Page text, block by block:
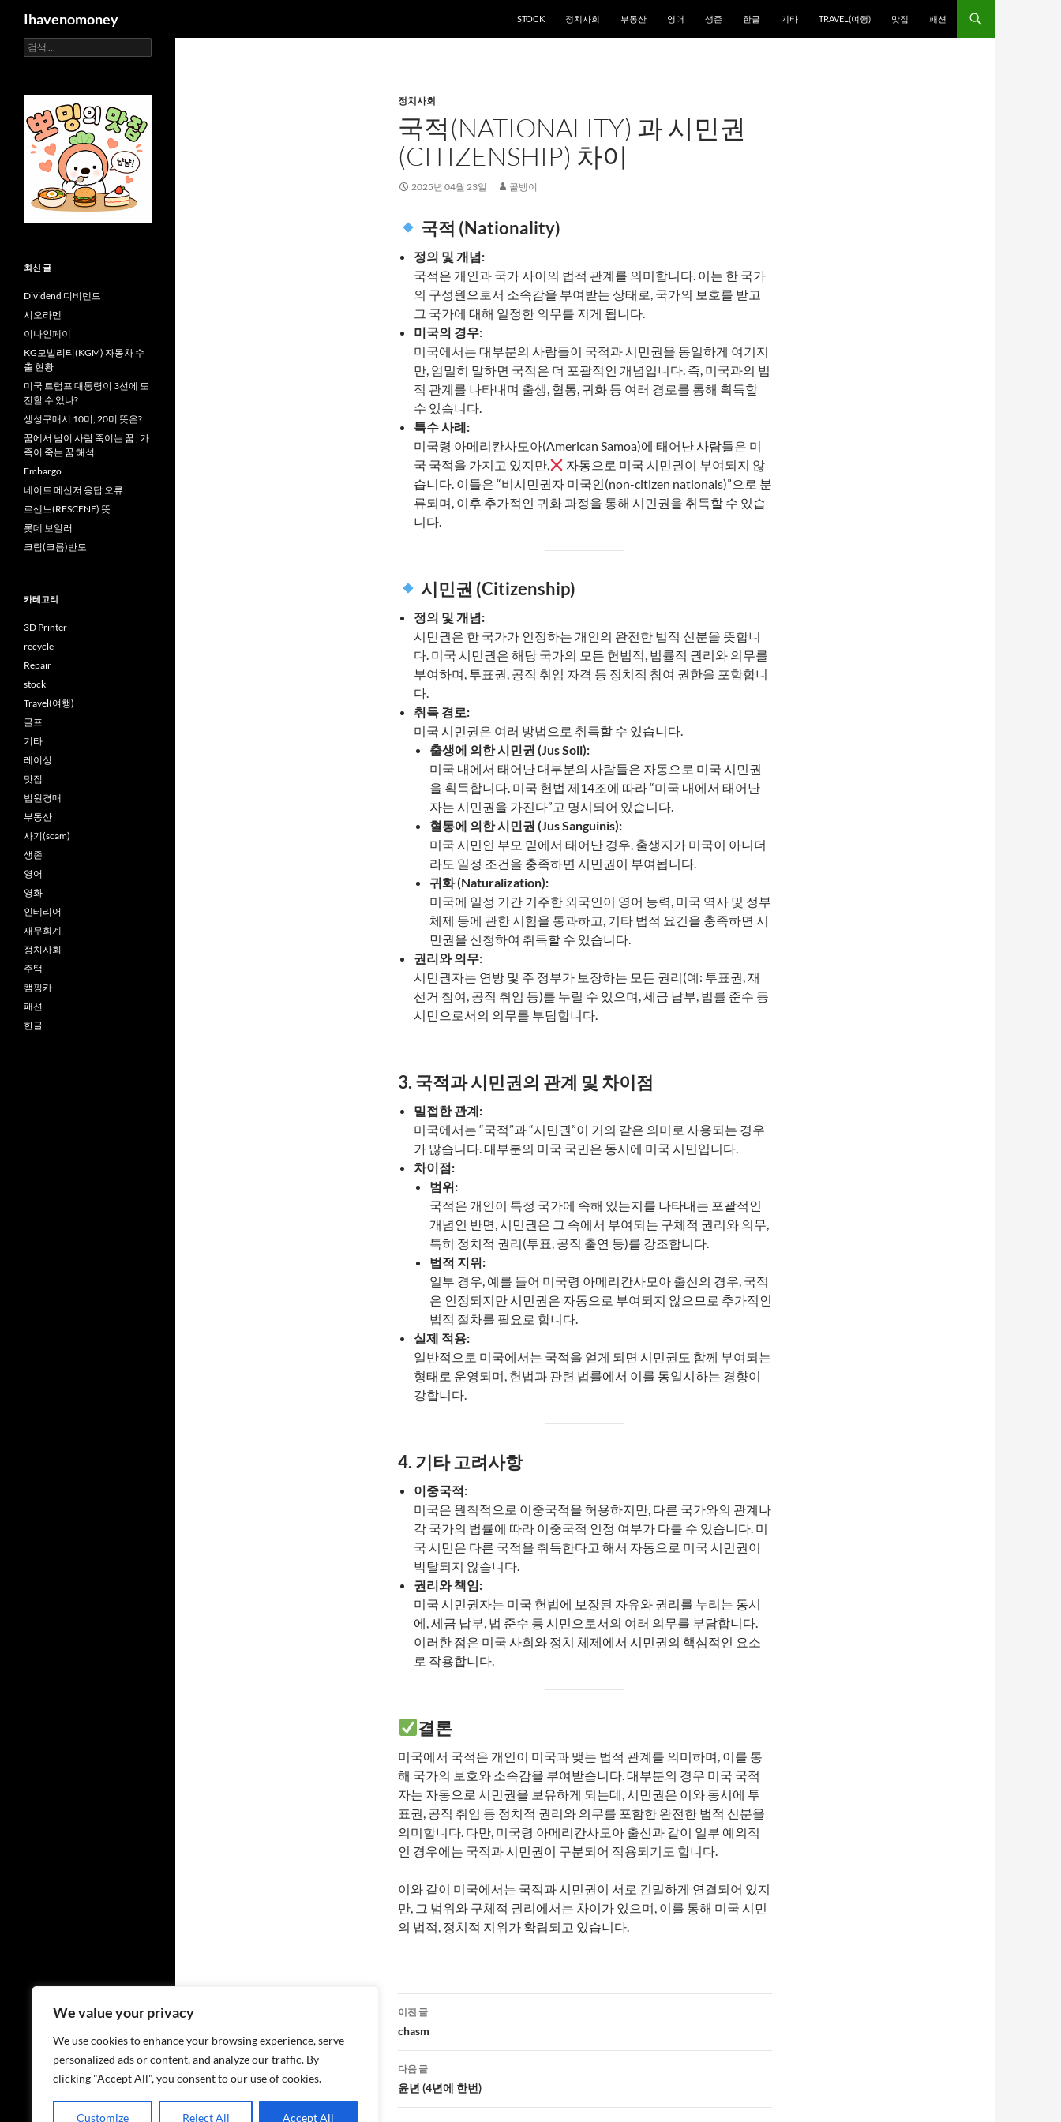
We value your privacy
We use cookies to enhance your browsing experience, serve
personalized ads or content, and analyze our traffic. By
clicking "Accept All", you consent to our use of cookies.
Customize Reject All Accept All
Ihavenomoney STOCK 정치사회 부동산 영어 생존 한글 기타 TRAVEL(여행) 맛집 패션
정치사회
국적(NATIONALITY) 과 시민권
(CITIZENSHIP) 차이
2025년 04월 23일 골뱅이
국적 (Nationality)
정의 및 개념:
국적은 개인과 국가 사이의 법적 관계를 의미합니다. 이는 한 국가
의 구성원으로서 소속감을 부여받는 상태로, 국가의 보호를 받고
그 국가에 대해 일정한 의무를 지게 됩니다.
미국의 경우:
미국에서는 대부분의 사람들이 국적과 시민권을 동일하게 여기지
만, 엄밀히 말하면 국적은 더 포괄적인 개념입니다. 즉, 미국과의 법
적 관계를 나타내며 출생, 혈통, 귀화 등 여러 경로를 통해 획득할
수 있습니다.
특수 사례:
미국령 아메리칸사모아(American Samoa)에 태어난 사람들은 미
국 국적을 가지고 있지만,
자동으로 미국 시민권이 부여되지 않
습니다. 이들은 “비시민권자 미국인(non-citizen nationals)”으로 분
류되며, 이후 추가적인 귀화 과정을 통해 시민권을 취득할 수 있습
니다.
시민권 (Citizenship)
정의 및 개념:
시민권은 한 국가가 인정하는 개인의 완전한 법적 신분을 뜻합니
다. 미국 시민권은 해당 국가의 모든 헌법적, 법률적 권리와 의무를
부여하며, 투표권, 공직 취임 자격 등 정치적 참여 권한을 포함합니
다.
취득 경로:
미국 시민권은 여러 방법으로 취득할 수 있습니다.
출생에 의한 시민권 (Jus Soli):
미국 내에서 태어난 대부분의 사람들은 자동으로 미국 시민권
을 획득합니다. 미국 헌법 제14조에 따라 “미국 내에서 태어난
자는 시민권을 가진다”고 명시되어 있습니다.
혈통에 의한 시민권 (Jus Sanguinis):
미국 시민인 부모 밑에서 태어난 경우, 출생지가 미국이 아니더
라도 일정 조건을 충족하면 시민권이 부여됩니다.
귀화 (Naturalization):
미국에 일정 기간 거주한 외국인이 영어 능력, 미국 역사 및 정부
체제 등에 관한 시험을 통과하고, 기타 법적 요건을 충족하면 시
민권을 신청하여 취득할 수 있습니다.
권리와 의무:
시민권자는 연방 및 주 정부가 보장하는 모든 권리(예: 투표권, 재
선거 참여, 공직 취임 등)를 누릴 수 있으며, 세금 납부, 법률 준수 등
시민으로서의 의무를 부담합니다.
3. 국적과 시민권의 관계 및 차이점
밀접한 관계:
미국에서는 “국적”과 “시민권”이 거의 같은 의미로 사용되는 경우
가 많습니다. 대부분의 미국 국민은 동시에 미국 시민입니다.
차이점:
범위:
국적은 개인이 특정 국가에 속해 있는지를 나타내는 포괄적인
개념인 반면, 시민권은 그 속에서 부여되는 구체적 권리와 의무,
특히 정치적 권리(투표, 공직 출연 등)를 강조합니다.
법적 지위:
일부 경우, 예를 들어 미국령 아메리칸사모아 출신의 경우, 국적
은 인정되지만 시민권은 자동으로 부여되지 않으므로 추가적인
법적 절차를 필요로 합니다.
실제 적용:
일반적으로 미국에서는 국적을 얻게 되면 시민권도 함께 부여되는
형태로 운영되며, 헌법과 관련 법률에서 이를 동일시하는 경향이
강합니다.
4. 기타 고려사항
이중국적:
미국은 원칙적으로 이중국적을 허용하지만, 다른 국가와의 관계나
각 국가의 법률에 따라 이중국적 인정 여부가 다를 수 있습니다. 미
국 시민은 다른 국적을 취득한다고 해서 자동으로 미국 시민권이
박탈되지 않습니다.
권리와 책임:
미국 시민권자는 미국 헌법에 보장된 자유와 권리를 누리는 동시
에, 세금 납부, 법 준수 등 시민으로서의 여러 의무를 부담합니다.
이러한 점은 미국 사회와 정치 체제에서 시민권의 핵심적인 요소
로 작용합니다.
결론
미국에서 국적은 개인이 미국과 맺는 법적 관계를 의미하며, 이를 통
해 국가의 보호와 소속감을 부여받습니다. 대부분의 경우 미국 국적
자는 자동으로 시민권을 보유하게 되는데, 시민권은 이와 동시에 투
표권, 공직 취임 등 정치적 권리와 의무를 포함한 완전한 법적 신분을
의미합니다. 다만, 미국령 아메리칸사모아 출신과 같이 일부 예외적
인 경우에는 국적과 시민권이 구분되어 적용되기도 합니다.
이와 같이 미국에서는 국적과 시민권이 서로 긴밀하게 연결되어 있지
만, 그 범위와 구체적 권리에서는 차이가 있으며, 이를 통해 미국 시민
의 법적, 정치적 지위가 확립되고 있습니다.
글
네
비
게
이
이전 글
chasm
다음 글
윤년 (4년에 한번)
검
색:
최신 글
Dividend 디비덴드
시오라멘
이나인페이
KG모빌리티(KGM) 자동차 수
출 현황
미국 트럼프 대통령이 3선에 도
전할 수 있나?
생성구매시 10미, 20미 뜻은?
꿈에서 남이 사람 죽이는 꿈 , 가
족이 죽는 꿈 해석
Embargo
네이트 메신저 응답 오류
르센느(RESCENE) 뜻
롯데 보일러
크림(크름)반도
카테고리
3D Printer
recycle
Repair
stock
Travel(여행)
골프
기타
레이싱
맛집
법원경매
부동산
사기(scam)
생존
영어
영화
인테리어
재무회계
정치사회
주택
캠핑카
패션
한글